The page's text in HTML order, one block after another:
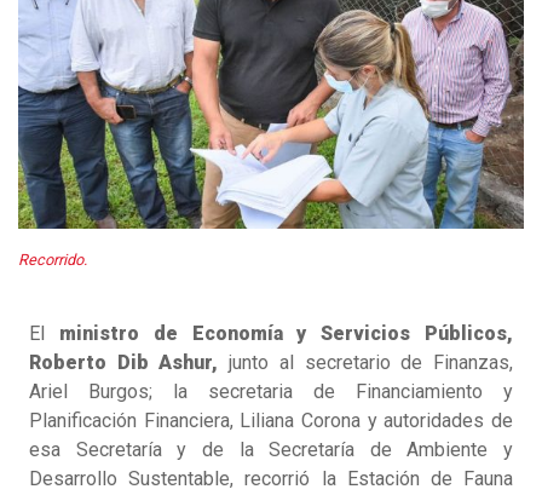
Recorrido.
El ministro de Economía y Servicios Públicos,
Roberto Dib Ashur, junto al secretario de Finanzas,
Ariel Burgos; la secretaria de Financiamiento y
Planificación Financiera, Liliana Corona y autoridades de
esa Secretaría y de la Secretaría de Ambiente y
Desarrollo Sustentable, recorrió la Estación de Fauna